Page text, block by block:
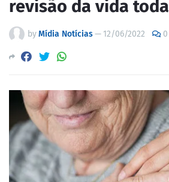
revisão da vida toda
byMídia Notícias— 12/06/2022 0